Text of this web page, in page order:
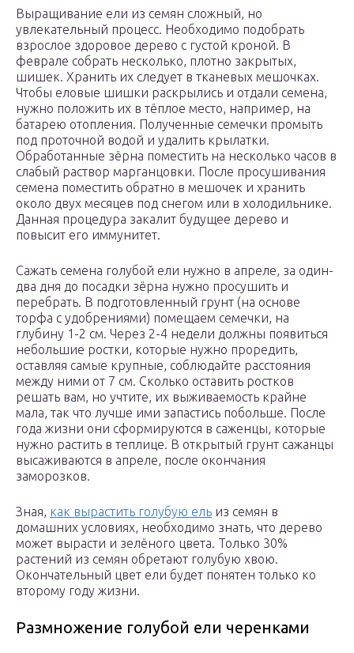
Выращивание ели из семян сложный, но
увлекательный процесс. Необходимо подобрать
взрослое здоровое дерево с густой кроной. В
феврале собрать несколько, плотно закрытых,
шишек. Хранить их следует в тканевых мешочках.
Чтобы еловые шишки раскрылись и отдали семена,
нужно положить их в тёплое место, например, на
батарею отопления. Полученные семечки промыть
под проточной водой и удалить крылатки.
Обработанные зёрна поместить на несколько часов в
слабый раствор марганцовки. После просушивания
семена поместить обратно в мешочек и хранить
около двух месяцев под снегом или в холодильнике.
Данная процедура закалит будущее дерево и
повысит его иммунитет.
Сажать семена голубой ели нужно в апреле, за один-
два дня до посадки зёрна нужно просушить и
перебрать. В подготовленный грунт (на основе
торфа с удобрениями) помещаем семечки, на
глубину 1-2 см. Через 2-4 недели должны появиться
небольшие ростки, которые нужно проредить,
оставляя самые крупные, соблюдайте расстояния
между ними от 7 см. Сколько оставить ростков
решать вам, но учтите, их выживаемость крайне
мала, так что лучше ими запастись побольше. После
года жизни они сформируются в саженцы, которые
нужно растить в теплице. В открытый грунт сажанцы
высаживаются в апреле, после окончания
заморозков.
Зная, как вырастить голубую ель из семян в
домашних условиях, необходимо знать, что дерево
может вырасти и зелёного цвета. Только 30%
растений из семян обретают голубую хвою.
Окончательный цвет ели будет понятен только ко
второму году жизни.
Размножение голубой ели черенками